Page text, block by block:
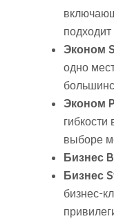
подходит
Эконом
одно
Эконом
выборе
Бизнес
Бизнес
бизнес-